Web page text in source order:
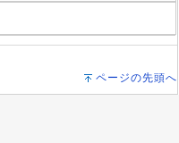
ページの先頭へ